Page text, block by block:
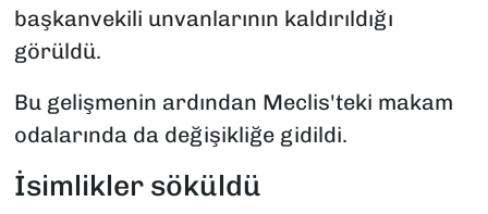
başkanvekili unvanlarının kaldırıldığı
görüldü.
Bu gelişmenin ardından Meclis'teki makam
odalarında da değişikliğe gidildi.
İsimlikler söküldü